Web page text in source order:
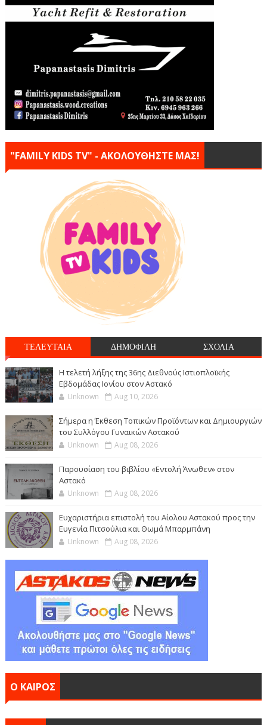
"FAMILY KIDS TV" - ΑΚΟΛΟΥΘΗΣΤΕ ΜΑΣ!
ΤΕΛΕΥΤΑΙΑ ΔΗΜΟΦΙΛΗ ΣΧΟΛΙΑ
Η τελετή λήξης της 36ης Διεθνούς Ιστιοπλοϊκής
Εβδομάδας Ιονίου στον Αστακό
Unknown Aug 10, 2026
Σήμερα η Έκθεση Τοπικών Προϊόντων και Δημιουργιών
του Συλλόγου Γυναικών Αστακού
Unknown Aug 08, 2026
Παρουσίαση του βιβλίου «Εντολή Άνωθεν» στον
Αστακό
Unknown Aug 08, 2026
Ευχαριστήρια επιστολή του Αίολου Αστακού προς την
Ευγενία Πιτσούλια και Θωμά Μπαρμπάνη
Unknown Aug 08, 2026
Ο ΚΑΙΡΟΣ